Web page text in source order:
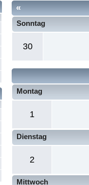
«
Sonntag
30
Montag
1
Dienstag
2
Mittwoch